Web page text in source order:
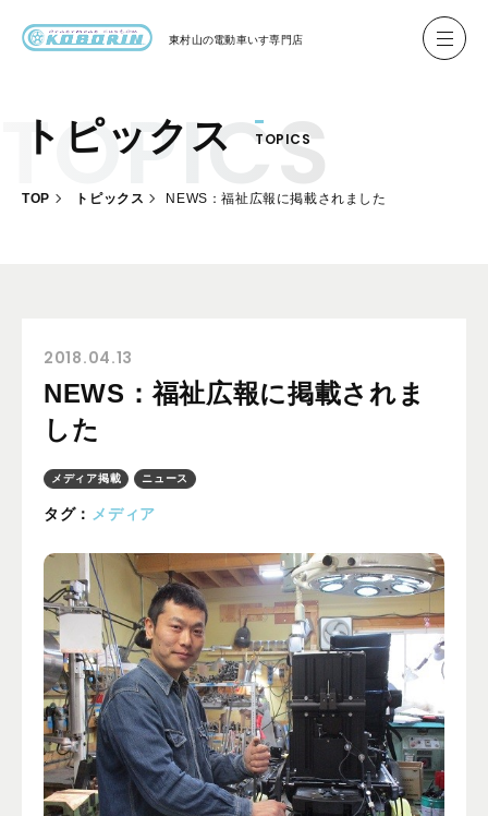
東村山の電動車いす専門店
ハイネル Hineru
ブリッジ BRIDGE TR
プライバシーポリシー
ニュース
イベント
ブログ
メディア掲載
ユーザーコラム
トピックス TOPICS
TOP トピックス NEWS：福祉広報に掲載されました
2018.04.13
NEWS：福祉広報に掲載されま
した
メディア掲載 ニュース
タグ： メディア